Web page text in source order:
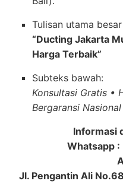
Tulisan utama
“Ducting Jakarta
Harga Terbaik”
Subteks bawah:
Konsultasi Gratis •
Bergaransi Nasional
Informasi
Whatsapp :
Jl. Pengantin Ali